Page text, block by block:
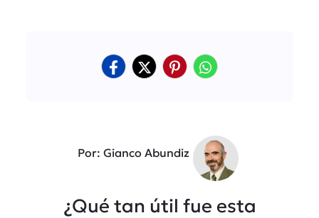
Por: Gianco Abundiz
¿Qué tan útil fue esta